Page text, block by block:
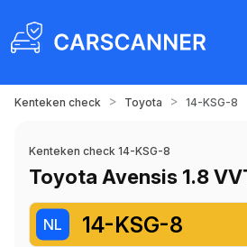
Kenteken check > Toyota > 14-KSG-8
Kenteken check 14-KSG-8
Toyota Avensis 1.8
NL 14-KSG-8